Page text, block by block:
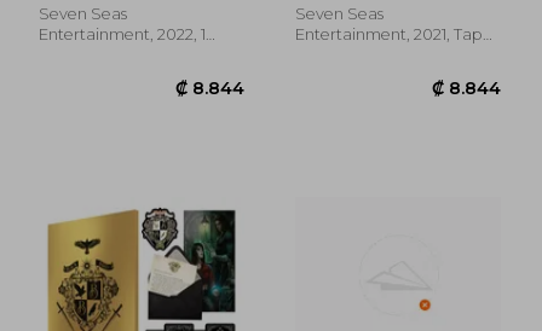
Seven Seas
Entertainment, 2022, 1
Seven Seas
Entertainment, 2021, Tapa